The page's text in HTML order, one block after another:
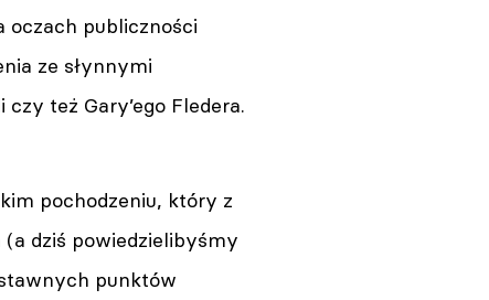
oczach publiczności
ze słynnymi
też Gary’ego Fledera.
pochodzeniu, który z
dziś powiedzielibyśmy
punktów